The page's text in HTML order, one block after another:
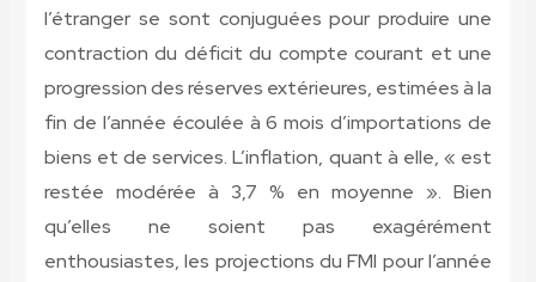
l’étranger se sont conjuguées pour produire une
contraction du déficit du compte courant et une
progression des réserves extérieures, estimées à la
fin de l’année écoulée à 6 mois d’importations de
biens et de services. L’inflation, quant à elle, « est
restée modérée à 3,7 % en moyenne ». Bien
qu’elles ne soient pas exagérément
enthousiastes, les projections du FMI pour l’année